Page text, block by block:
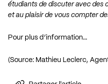
étudiants de discuter avec des
et au plaisir de vous compter
Pour plus d’information…
(Source: Mathieu Leclerc,